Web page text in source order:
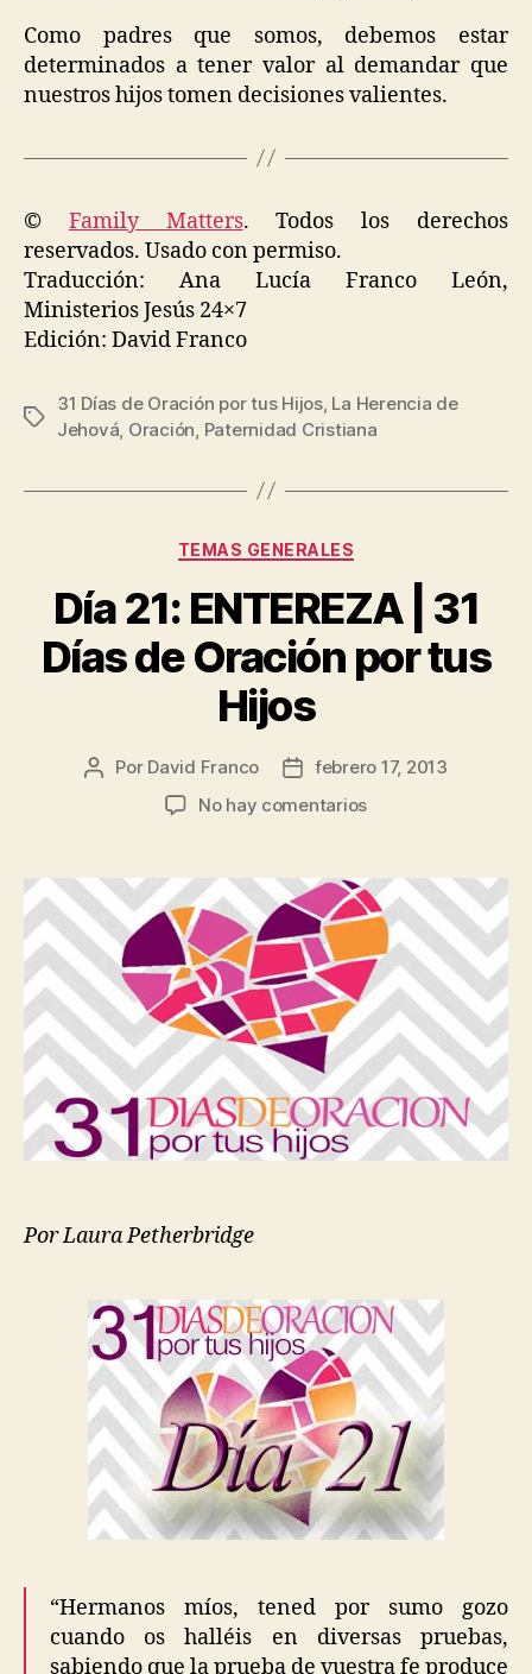
Como padres que somos, debemos estar
determinados a tener valor al demandar que
nuestros hijos tomen decisiones valientes.
© Family Matters. Todos los derechos
reservados. Usado con permiso.
Traducción: Ana Lucía Franco León,
Ministerios Jesús 24×7
Edición: David Franco
Etiquetas
31 Días de Oración por tus Hijos, La Herencia de
Jehová Oración Paternidad Cristiana
Categorías
TEMAS GENERALES
Día 21: ENTEREZA | 31
Días de Oración por tus
Hijos
Autor
Por David Franco
Fechafebrero 17, 2013
No hay comentariosen
ENTEREZA
|
31
Días
de
Oración
por
tus
Hijos
Por Laura Petherbridge
“Hermanos míos, tened por sumo gozo
cuando os halléis en diversas pruebas,
sabiendo que la prueba de vuestra fe produce